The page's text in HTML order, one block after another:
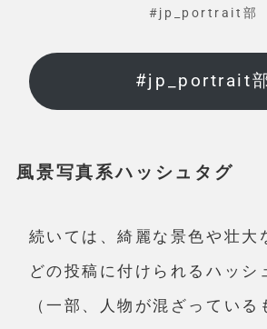
#jp_portrait部
#jp_portrait
風景写真系ハッシュタグ
続いては、綺麗な景色や壮大
どの投稿に付けられるハッシ
（一部、人物が混ざっている